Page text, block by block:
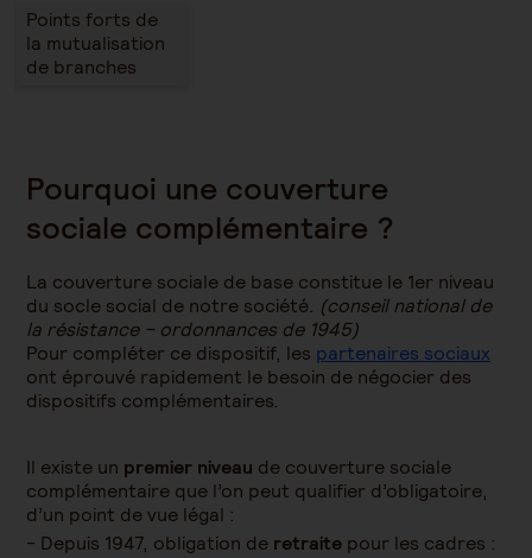
Points forts de
la mutualisation
de branches
Pourquoi une couverture
sociale complémentaire ?
La couverture sociale de base constitue le 1er niveau
du socle social de notre société. (conseil national de
la résistance – ordonnances de 1945)
Pour compléter ce dispositif, les partenaires sociaux
ont éprouvé rapidement le besoin de négocier des
dispositifs complémentaires.
Il existe un premier niveau de couverture sociale
complémentaire que l’on peut qualifier d’obligatoire,
d’un point de vue légal :
Depuis 1947, obligation de retraite pour les cadres :